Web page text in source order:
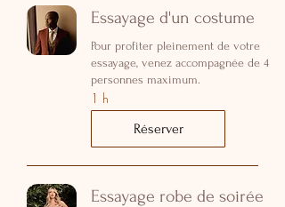
Essayage d'un costume
Pour profiter pleinement de votre
essayage, venez accompagnée de 4
personnes maximum.
1 h
Réserver
Essayage robe de soirée